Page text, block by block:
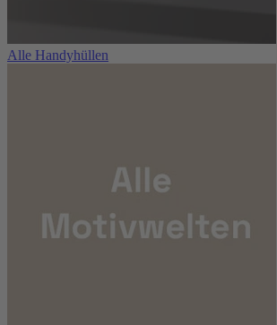
Alle Handyhüllen